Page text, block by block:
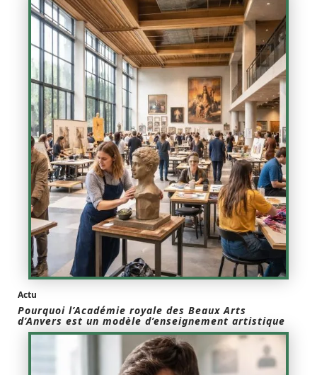
Actu
Pourquoi l’Académie royale des Beaux Arts
d’Anvers est un modèle d’enseignement artistique